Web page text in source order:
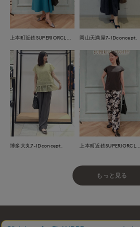
岡山天満屋7-IDconcept.
博多大丸7-IDconcept.
もっと見る